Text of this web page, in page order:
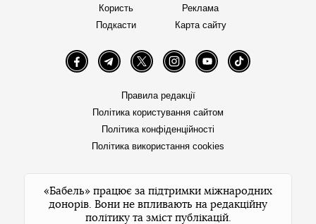
Користь
Подкасти
Реклама
Карта сайту
FacebookTelegramTwitter InstagramYouTube TikTok
Правила редакції
Політика користування сайтом
Політика конфіденційності
Політика використання cookies
«Бабель» працює за підтримки міжнародних
донорів. Вони не впливають на редакційну
політику та зміст публікацій.